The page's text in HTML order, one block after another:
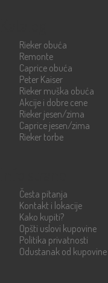
Rieker obuća
Remonte
Caprice obuća
Peter Kaiser
Rieker muška obuća
Akcije i dobre cene
Rieker jesen/zima
Caprice jesen/zima
Rieker torbe
Česta pitanja
Kontakt i lokacije
Kako kupiti?
Opšti uslovi kupovine
Politika privatnosti
Odustanak od kupovine